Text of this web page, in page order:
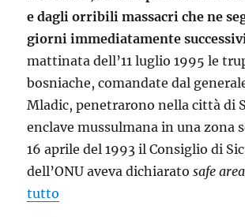
e dagli orribili massacri che ne
giorni immediatamente successivi
mattinata dell’11 luglio 1995 le
bosniache, comandate dal
Mladic, penetrarono nella città di
enclave mussulmana in una zona
16 aprile del 1993 il Consiglio di
dell’ONU aveva dichiaratosafe area
tutto